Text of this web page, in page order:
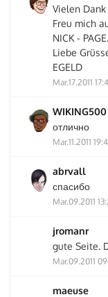
Vielen
Freu mich
NICK -
Liebe
EGELD
Mar.17.2011
WIKING500
отлично
Mar.11.2011
abrvall
спасибо
Mar.09.2011
jromanr
gute Seite.
Mar.09.2011
maeuse